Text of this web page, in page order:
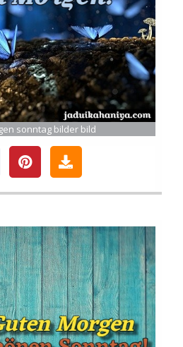
sonntag bilder bild